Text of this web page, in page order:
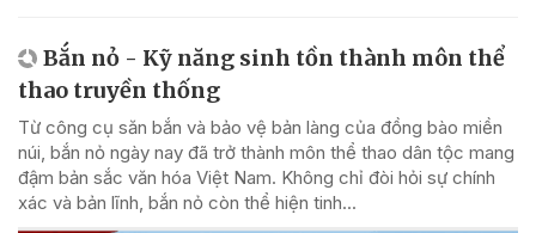
Bắn nỏ - Kỹ năng sinh tồn thành môn thể
thao truyền thống
Từ công cụ săn bắn và bảo vệ bản làng của đồng bào miền
núi, bắn nỏ ngày nay đã trở thành môn thể thao dân tộc mang
đậm bản sắc văn hóa Việt Nam. Không chỉ đòi hỏi sự chính
xác và bản lĩnh, bắn nỏ còn thể hiện tinh...